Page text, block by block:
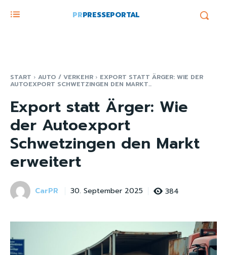
PRPRESSEPORTAL
START AUTO / VERKEHR EXPORT STATT ÄRGER: WIE DER
AUTOEXPORT SCHWETZINGEN DEN MARKT...
Export statt Ärger: Wie
der Autoexport
Schwetzingen den Markt
erweitert
CarPR 30. September 2025 384